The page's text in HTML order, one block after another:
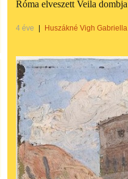
Róma elveszett Veila dombja
4 éve Huszákné Vigh Gabriella